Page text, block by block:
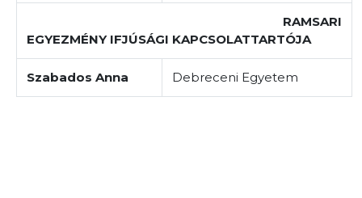
RAMSARI
EGYEZMÉNY IFJÚSÁGI KAPCSOLATTARTÓJA
Szabados Anna Debreceni Egyetem